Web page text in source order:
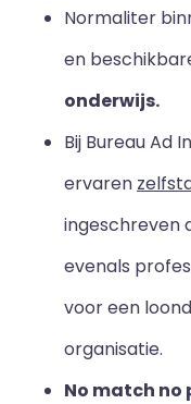
Normaliter
en
onderwijs.
Bij Bureau Ad
ervaren
ingeschreven
evenals
voor een
organisatie.
No match no